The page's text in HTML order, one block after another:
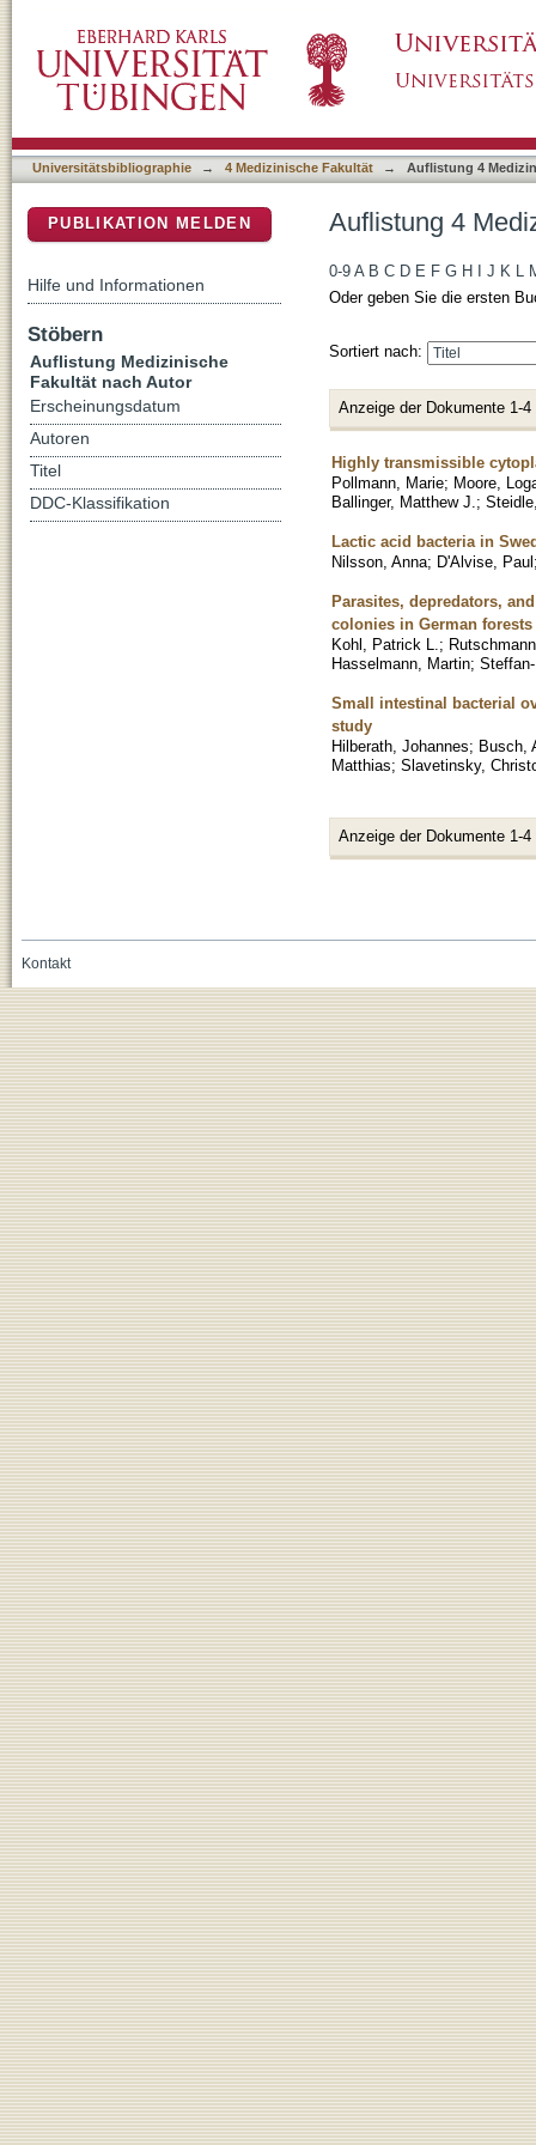
Universitätsbibliographie → 4 Medizinische Fakultät → Auflistung 4
Auflistung 4
0-9 A B C D E F G H J K L
Oder geben Sie die ersten
Sortiert nach:
Anzeige der Dokumente 1-4
Highly transmissible
Pollmann, Marie; Moore,
Ballinger, Matthew J. ;
Lactic acid bacteria in
Nilsson, Anna; D'Alvise, Paul
Parasites, depredators,
colonies in German forests
Kohl, Patrick L. ;
Hasselmann, Martin;
Small intestinal bacterial
study
Hilberath, Johannes; Busch,
Matthias; Slavetinsky,
Anzeige der Dokumente 1-4
PUBLIKATION MELDEN
Hilfe und Informationen
Stöbern
Auflistung Medizinische
Fakultät nach Autor
Erscheinungsdatum
Autoren
Titel
DDC-Klassifikation
Kontakt